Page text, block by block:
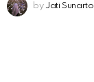
by Jati Sunarto